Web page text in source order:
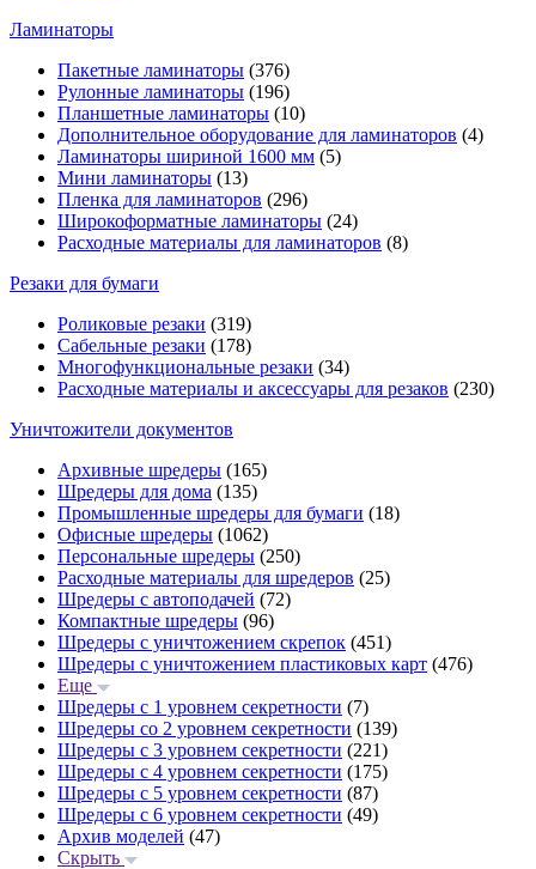
Ламинаторы
Пакетные ламинаторы (376)
Рулонные ламинаторы (196)
Планшетные ламинаторы (10)
Дополнительное оборудование для ламинаторов (4)
Ламинаторы шириной 1600 мм (5)
Мини ламинаторы (13)
Пленка для ламинаторов (296)
Широкоформатные ламинаторы (24)
Расходные материалы для ламинаторов (8)
Резаки для бумаги
Роликовые резаки (319)
Сабельные резаки (178)
Многофункциональные резаки (34)
Расходные материалы и аксессуары для резаков (230)
Уничтожители документов
Архивные шредеры (165)
Шредеры для дома (135)
Промышленные шредеры для бумаги (18)
Офисные шредеры (1062)
Персональные шредеры (250)
Расходные материалы для шредеров (25)
Шредеры с автоподачей (72)
Компактные шредеры (96)
Шредеры с уничтожением скрепок (451)
Шредеры с уничтожением пластиковых карт (476)
Еще
Шредеры с 1 уровнем секретности (7)
Шредеры со 2 уровнем секретности (139)
Шредеры с 3 уровнем секретности (221)
Шредеры с 4 уровнем секретности (175)
Шредеры с 5 уровнем секретности (87)
Шредеры с 6 уровнем секретности (49)
Архив моделей (47)
Скрыть